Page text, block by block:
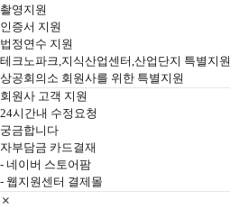
촬영지원
인증서 지원
법정연수 지원
테크노파크,지식산업센터,산업단지 특별지원
상공회의소 회원사를 위한 특별지원
회원사 고객 지원
24시간내 수정요청
궁금합니다
자부담금 카드결재
- 네이버 스토어팜
- 웹지원센터 결제몰